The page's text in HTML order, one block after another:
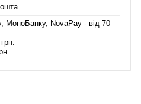
МоноБанку, NovaPay - від 70